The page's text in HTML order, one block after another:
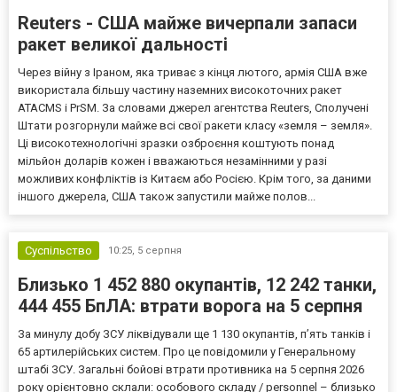
Reuters - США майже вичерпали запаси
ракет великої дальності
Через війну з Іраном, яка триває з кінця лютого, армія США вже
використала більшу частину наземних високоточних ракет
ATACMS і PrSM. За словами джерел агентства Reuters, Сполучені
Штати розгорнули майже всі свої ракети класу «земля – земля».
Ці високотехнологічні зразки озброєння коштують понад
мільйон доларів кожен і вважаються незамінними у разі
можливих конфліктів із Китаєм або Росією. Крім того, за даними
іншого джерела, США також запустили майже полов...
Суспільство 10:25, 5 серпня
Близько 1 452 880 окупантів, 12 242 танки,
444 455 БпЛА: втрати ворога на 5 серпня
За минулу добу ЗСУ ліквідували ще 1 130 окупантів, пʼять танків і
65 артилерійських систем. Про це повідомили у Генеральному
штабі ЗСУ. Загальні бойові втрати противника на 5 серпня 2026
року орієнтовно склали: особового складу / personnel – близько